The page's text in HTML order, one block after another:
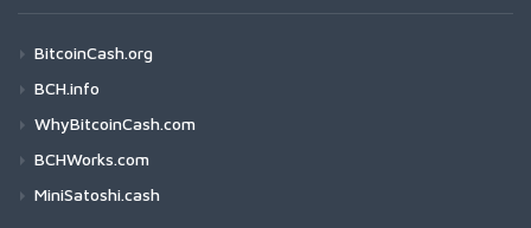
BitcoinCash.org
BCH.info
WhyBitcoinCash.com
BCHWorks.com
MiniSatoshi.cash